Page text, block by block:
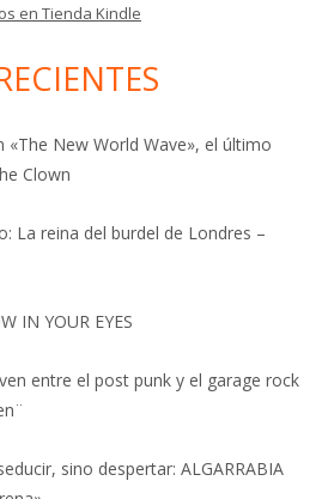
en Tienda Kindle
«The New World Wave», el último
Clown
La reina del burdel de Londres –
IN YOUR EYES
entre el post punk y el garage rock
sino despertar: ALGARRABIA